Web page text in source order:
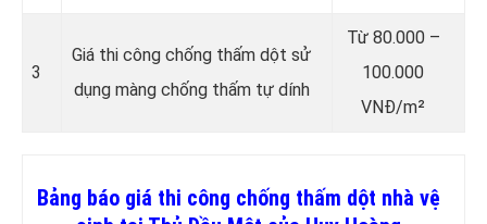
3
Giá thi công chống thấm dột sử
dụng màng chống thấm tự dính
Từ 80.000 –
100.000
VNĐ/m²
Bảng báo giá thi công chống thấm dột nhà vệ